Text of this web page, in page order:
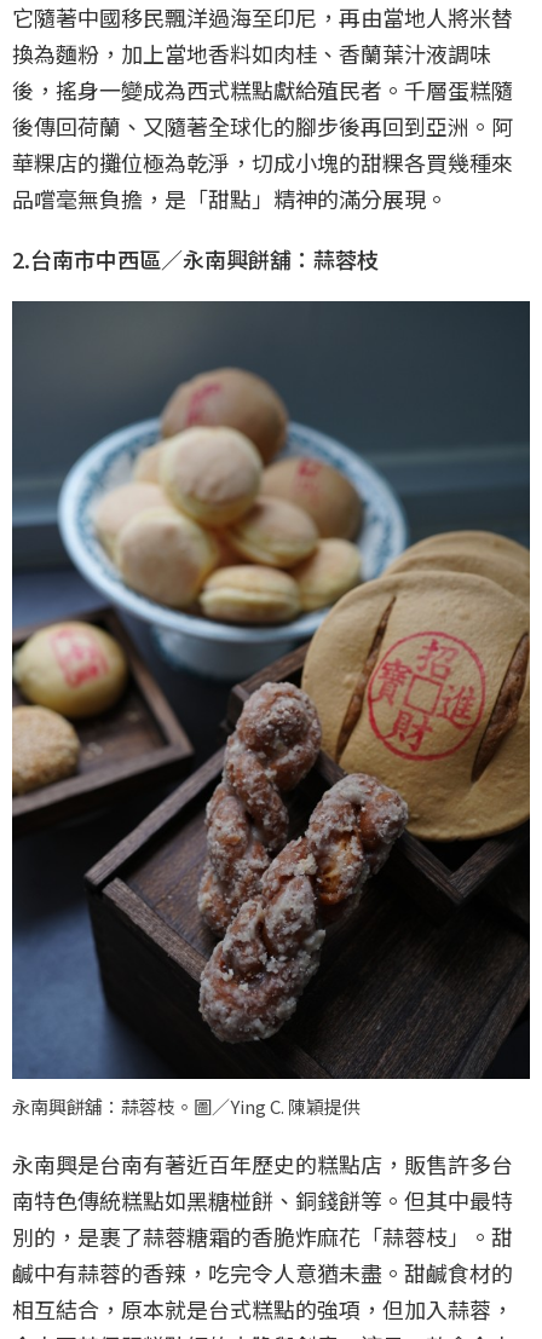
它隨著中國移民飄洋過海至印尼，再由當地人將米替
換為麵粉，加上當地香料如肉桂、香蘭葉汁液調味
後，搖身一變成為西式糕點獻給殖民者。千層蛋糕隨
後傳回荷蘭、又隨著全球化的腳步後再回到亞洲。阿
華粿店的攤位極為乾淨，切成小塊的甜粿各買幾種來
品嚐毫無負擔，是「甜點」精神的滿分展現。
2.台南市中西區／永南興餅舖：蒜蓉枝
永南興餅舖：蒜蓉枝。圖／Ying C. 陳穎提供
永南興是台南有著近百年歷史的糕點店，販售許多台
南特色傳統糕點如黑糖椪餅、銅錢餅等。但其中最特
別的，是裹了蒜蓉糖霜的香脆炸麻花「蒜蓉枝」。甜
鹹中有蒜蓉的香辣，吃完令人意猶未盡。甜鹹食材的
相互結合，原本就是台式糕點的強項，但加入蒜蓉，